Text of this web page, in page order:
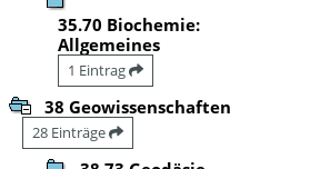
35.70 Biochemie:
Allgemeines
1 Eintrag
38 Geowissenschaften
28 Einträge